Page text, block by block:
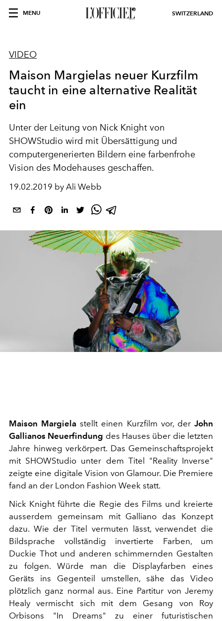
MENU SWITZERLAND
VIDEO
Maison Margielas neuer Kurzfilm
taucht in eine alternative Realität
ein
Unter der Leitung von Nick Knight von
SHOWStudio wird mit Übersättigung und
computergenerierten Bildern eine farbenfrohe
Vision des Modehauses geschaffen.
19.02.2019 by Ali Webb
Maison Margiela stellt einen Kurzfilm vor, derJohn
Gallianos Neuerfindung des Hauses über die letzten
Jahre hinweg verkörpert. Das Gemeinschaftsprojekt
mit SHOWStudio unter dem Titel "Reality Inverse"
zeigte eine digitale Vision von Glamour. Die Premiere
fand an der London Fashion Week statt.
Nick Knight führte die Regie des Films und kreierte
ausserdem gemeinsam mit Galliano das Konzept
dazu. Wie der Titel vermuten lässt, verwendet die
Bildsprache vollständig invertierte Farben, um
Duckie Thot und anderen schimmernden Gestalten
zu folgen. Würde man die Displayfarben eines
Geräts ins Gegenteil umstellen, sähe das Video
plötzlich ganz normal aus. Eine Partitur von Jeremy
Healy vermischt sich mit dem Gesang von Roy
Orbisons "In Dreams" zu einer futuristischen